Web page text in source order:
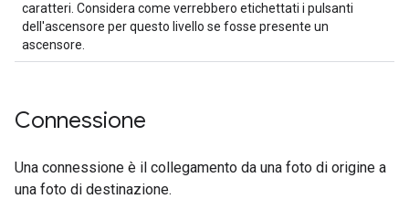
caratteri. Considera come verrebbero etichettati i pulsanti
dell'ascensore per questo livello se fosse presente un
ascensore.
Connessione
Una connessione è il collegamento da una foto di origine a
una foto di destinazione.